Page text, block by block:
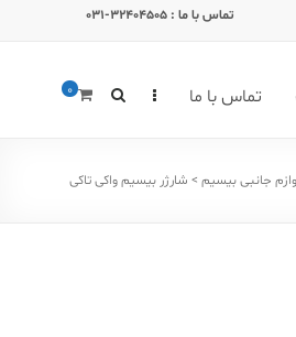
تماس با ما : 32404505-031
0 تماس با ما
جانبی بیسیم > شارژر بیسیم واکی تاکی